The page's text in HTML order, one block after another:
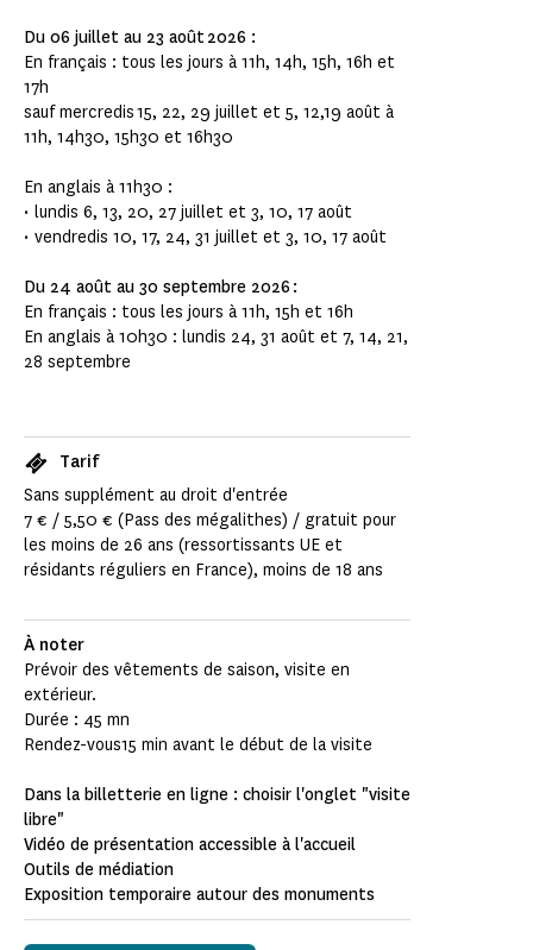
Du 06 juillet au 23 août 2026 :
En français : tous les jours à 11h, 14h, 15h, 16h et
17h
sauf mercredis 15, 22, 29 juillet et 5, 12,19 août à
11h, 14h30, 15h30 et 16h30
En anglais à 11h30 :
• lundis 6, 13, 20, 27 juillet et 3, 10, 17 août
• vendredis 10, 17, 24, 31 juillet et 3, 10, 17 août
Du 24 août au 30 septembre 2026 :
En français : tous les jours à 11h, 15h et 16h
En anglais à 10h30 : lundis 24, 31 août et 7, 14, 21,
28 septembre
Tarif
Sans supplément au droit d'entrée
7 € / 5,50 € (Pass des mégalithes) / gratuit pour
les moins de 26 ans (ressortissants UE et
résidants réguliers en France), moins de 18 ans
À noter
Prévoir des vêtements de saison, visite en
extérieur.
Durée : 45 mn
Rendez-vous15 min avant le début de la visite
Dans la billetterie en ligne : choisir l'onglet "visite
libre"
Vidéo de présentation accessible à l'accueil
Outils de médiation
Exposition temporaire autour des monuments